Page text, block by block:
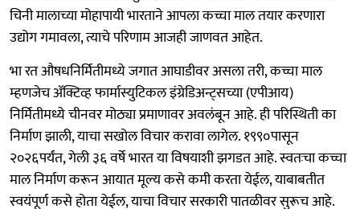
चिनी मालाच्या मोहापायी भारताने आपला कच्चा माल तयार करणारा
उद्योग गमावला, त्याचे परिणाम आजही जाणवत आहेत.
भा रत औषधनिर्मितीमध्ये जगात आघाडीवर असला तरी, कच्चा माल
म्हणजेच ॲक्टिव्ह फार्मास्युटिकल इंग्रेडिअन्ट्सच्या (एपीआय)
निर्मितीमध्ये चीनवर मोठ्या प्रमाणावर अवलंबून आहे. ही परिस्थिती का
निर्माण झाली, याचा सखोल विचार करावा लागेल. १९९०पासून
२०२६पर्यंत, गेली ३६ वर्षे भारत या विषयाशी झगडत आहे. स्वतःचा कच्चा
माल निर्माण करून आयात मूल्य कसे कमी करता येईल, याबाबतीत
स्वयंपूर्ण कसे होता येईल, याचा विचार सरकारी पातळीवर सुरूच आहे.